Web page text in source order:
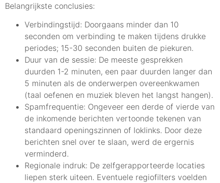
Belangrijkste conclusies:
Verbindingstijd: Doorgaans minder dan 10
seconden om verbinding te maken tijdens drukke
periodes; 15-30 seconden buiten de piekuren.
Duur van de sessie: De meeste gesprekken
duurden 1-2 minuten, een paar duurden langer dan
5 minuten als de onderwerpen overeenkwamen
(taal oefenen en muziek bleven het langst hangen).
Spamfrequentie: Ongeveer een derde of vierde van
de inkomende berichten vertoonde tekenen van
standaard openingszinnen of loklinks. Door deze
berichten snel over te slaan, werd de ergernis
verminderd.
Regionale indruk: De zelfgerapporteerde locaties
liepen sterk uiteen. Eventuele regiofilters voelden